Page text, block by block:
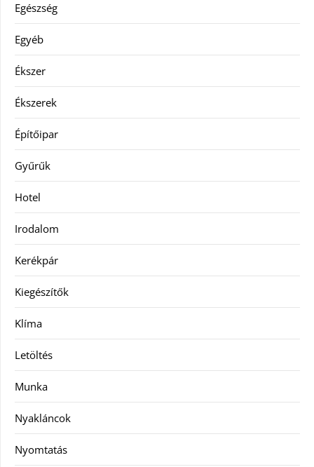
Egészség
Egyéb
Ékszer
Ékszerek
Építőipar
Gyűrűk
Hotel
Irodalom
Kerékpár
Kiegészítők
Klíma
Letöltés
Munka
Nyakláncok
Nyomtatás